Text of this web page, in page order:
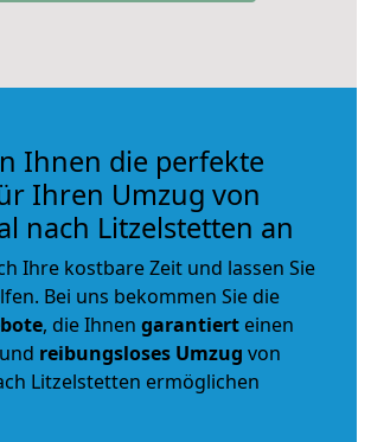
Ihnen die perfekte
Ihren Umzug von
nach Litzelstetten an
Ihre kostbare Zeit und lassen Sie
Bei uns bekommen Sie die
, die Ihnen garantiert einen
und reibungsloses Umzug von
Litzelstetten ermöglichen